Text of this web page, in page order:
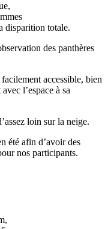
disparition totale.
des panthères
accessible, bien
l’espace à sa
loin sur la neige.
été afin d’avoir des
nos participants.